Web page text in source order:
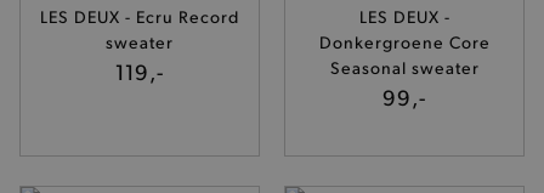
LES DEUX - Ecru Record
sweater
119,-
LES DEUX -
Donkergroene Core
Seasonal sweater
99,-